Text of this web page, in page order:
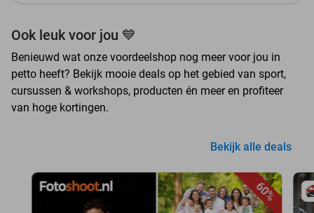
Ook leuk voor jou 💙
Benieuwd wat onze voordeelshop nog meer voor jou in
petto heeft? Bekijk mooie deals op het gebied van sport,
cursussen & workshops, producten én meer en profiteer
van hoge kortingen.
Bekijk alle deals
60%